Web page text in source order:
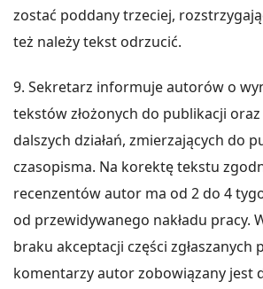
zostać poddany trzeciej,
też należy tekst odrzucić.
9. Sekretarz informuje autorów o
tekstów złożonych do publikacji
dalszych działań, zmierzających do
czasopisma. Na korektę tekstu
recenzentów autor ma od 2 do 4
od przewidywanego nakładu pracy.
braku akceptacji części zgłaszanych
komentarzy autor zobowiązany jest